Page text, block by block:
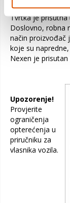
Nexenje korejski
Tvrtka je prisutna
Doslovno, robna
način proizvođač
koje su
Nexen je
Upozorenje!
Provjerite
ograničenja
opterećenja u
priručniku za
vlasnika vozila.